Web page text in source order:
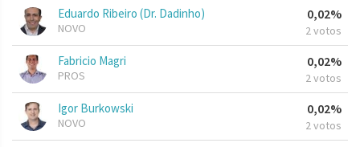
Eduardo Ribeiro (Dr. Dadinho)
NOVO
0,02%
2 votos
Fabricio Magri
PROS
0,02%
2 votos
Igor Burkowski
NOVO
0,02%
2 votos